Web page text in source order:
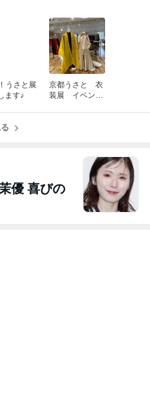
うさと展
ます♪
京都うさと 衣
装展 イベント
優 喜びの